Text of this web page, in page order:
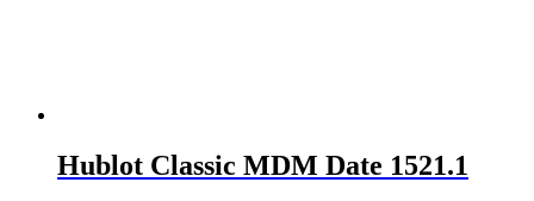
Hublot Classic MDM Date 1521.1